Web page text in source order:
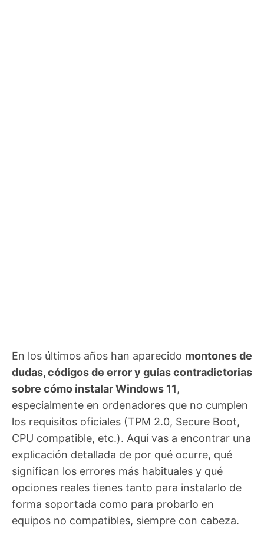
En los últimos años han aparecido montones de
dudas, códigos de error y guías contradictorias
sobre cómo instalar Windows 11,
especialmente en ordenadores que no cumplen
los requisitos oficiales (TPM 2.0, Secure Boot,
CPU compatible, etc.). Aquí vas a encontrar una
explicación detallada de por qué ocurre, qué
significan los errores más habituales y qué
opciones reales tienes tanto para instalarlo de
forma soportada como para probarlo en
equipos no compatibles, siempre con cabeza.